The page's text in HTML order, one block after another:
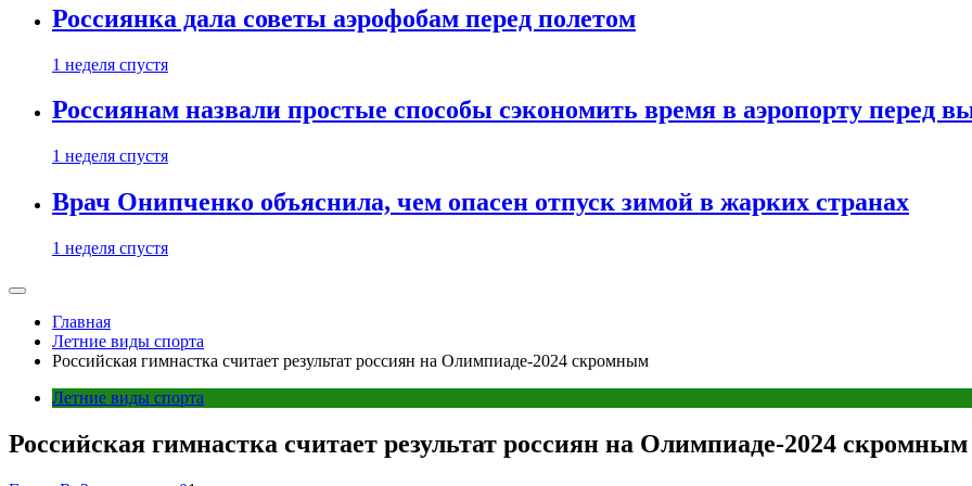
Россиянка дала советы аэрофобам перед полетом
1 неделя спустя
Россиянам назвали простые способы сэкономить время в аэропорту перед
1 неделя спустя
Врач Онипченко объяснила, чем опасен отпуск зимой в жарких странах
1 неделя спустя
Главная
Летние виды спорта
Российская гимнастка считает результат россиян на Олимпиаде-2024 скромным
Летние виды спорта
Российская гимнастка считает результат россиян на Олимпиаде-2024 скромным